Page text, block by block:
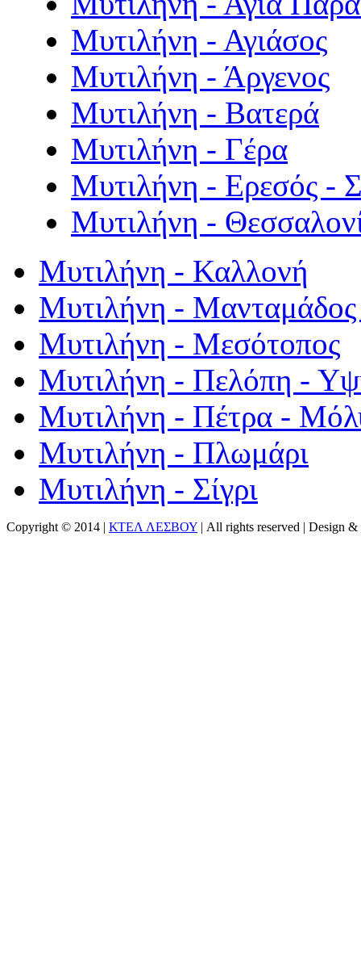
Μυτιλήνη - Αγιάσος
Μυτιλήνη - Άργενος
Μυτιλήνη - Βατερά
Μυτιλήνη - Γέρα
Μυτιλήνη - Ερεσός -
Μυτιλήνη -
Μυτιλήνη - Καλλονή
Μυτιλήνη - Μανταμάδος
Μυτιλήνη - Μεσότοπος
Μυτιλήνη - Πελόπη -
Μυτιλήνη - Πέτρα -
Μυτιλήνη - Πλωμάρι
Μυτιλήνη - Σίγρι
Copyright © 2014 | ΚΤΕΛ ΛΕΣΒΟΥ | All rights reserved | Design &